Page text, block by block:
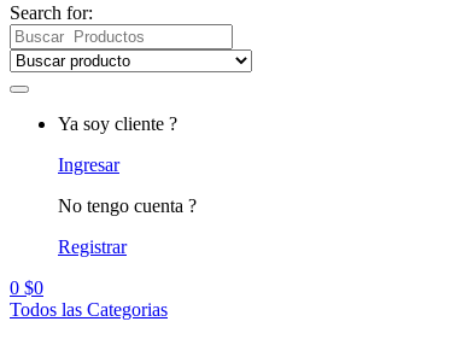
Search for:
Ya soy cliente ?
Ingresar
No tengo cuenta ?
Registrar
0 $0
Todos las Categorias